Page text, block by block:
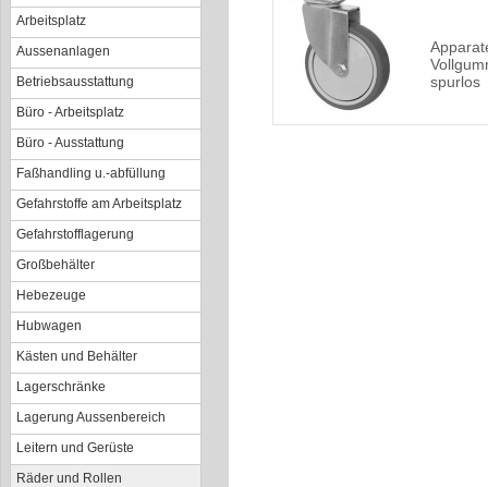
Arbeitsplatz
Aussenanlagen
Betriebsausstattung
Büro - Arbeitsplatz
Büro - Ausstattung
Faßhandling u.-abfüllung
Gefahrstoffe am Arbeitsplatz
Gefahrstofflagerung
Großbehälter
Hebezeuge
Hubwagen
Kästen und Behälter
Lagerschränke
Lagerung Aussenbereich
Leitern und Gerüste
Räder und Rollen
spurlos